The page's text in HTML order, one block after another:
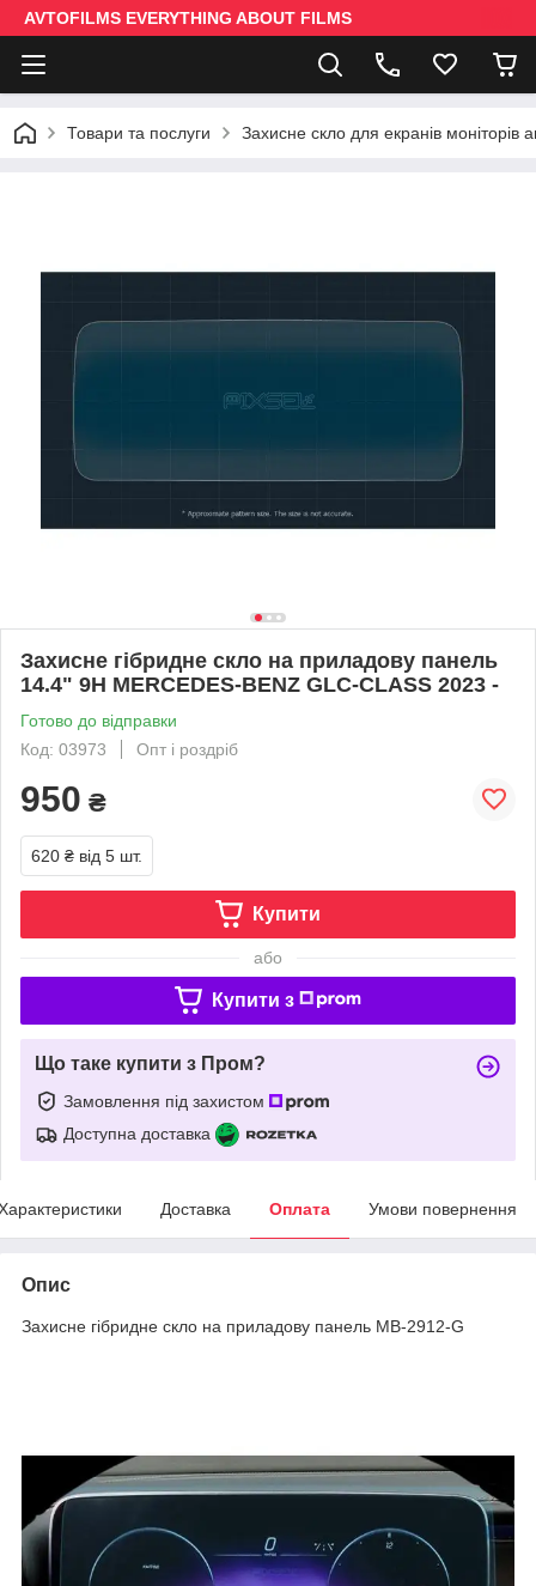
AVTOFILMS EVERYTHING ABOUT FILMS
Товари та послуги Захисне скло для екранів моніторів
Захисне гібридне скло на приладову панель
14.4" 9H MERCEDES-BENZ GLC-CLASS 2023 -
Готово до відправки
Код: 03973
Опт і роздріб
950 ₴
620 ₴ від 5 шт.
Купити
або
Купити з
Що таке купити з Пром?
Замовлення під захистом
Доступна доставка
Доставка Оплата Умови повернення
Опис
Захисне гібридне скло на приладову панель MB-2912-G